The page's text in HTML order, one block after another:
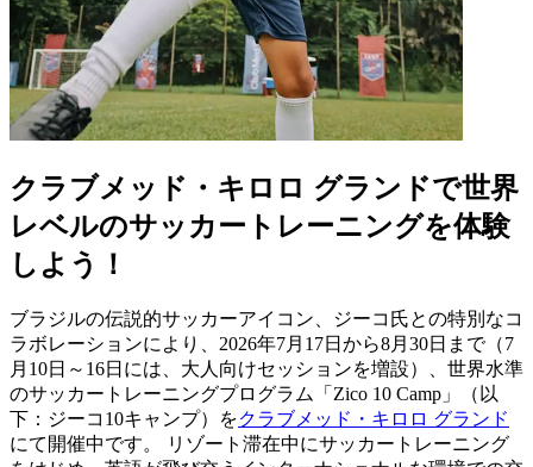
クラブメッド・キロロ グランドで世界
レベルのサッカートレーニングを体験
しよう！
ブラジルの伝説的サッカーアイコン、ジーコ氏との特別なコ
ラボレーションにより、2026年7月17日から8月30日まで（7
月10日～16日には、大人向けセッションを増設）、世界水準
のサッカートレーニングプログラム「Zico 10 Camp」（以
下：ジーコ10キャンプ）をクラブメッド・キロロ グランド
にて開催中です。 リゾート滞在中にサッカートレーニング